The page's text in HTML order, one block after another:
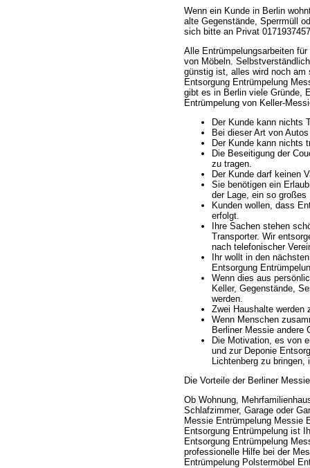
Wenn ein Kunde in Berlin
alte Gegenstände, Sperrmüll
sich bitte an Privat
Alle Entrümpelungsarbeiten
von Möbeln.
günstig ist, alles wird noch am
Entsorgung Entrümpelung
gibt es in Berlin viele Gründe,
Entrümpelung von Keller-
Der Kunde kann nichts
Bei dieser Art von
Der Kunde kann nichts
Die Beseitigung der
zu tragen.
Der Kunde darf keinen
Sie benötigen ein
der Lage, ein so großes
Kunden wollen, dass
erfolgt.
Ihre Sachen stehen
Transporter. Wir
nach telefonischer
Ihr wollt in den
Entsorgung
Wenn dies aus
Keller, Gegenstände,
werden.
Zwei Haushalte werden
Wenn Menschen
Berliner Messie andere
Die Motivation, es von
und zur Deponie
Lichtenberg zu bringen,
Die Vorteile der Berliner
Ob Wohnung,
Schlafzimmer, Garage oder
Messie Entrümpelung Messie
Entsorgung Entrümpelung ist
Entsorgung Entrümpelung
professionelle Hilfe bei der
Entrümpelung Polstermöbel